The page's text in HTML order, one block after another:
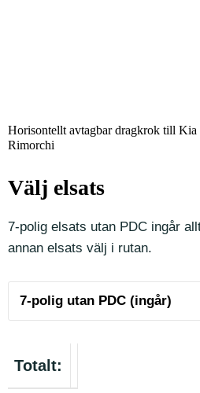
Horisontellt avtagbar dragkrok till
Rimorchi
Välj elsats
7-polig elsats utan PDC ingår
annan elsats välj i rutan.
Totalt: